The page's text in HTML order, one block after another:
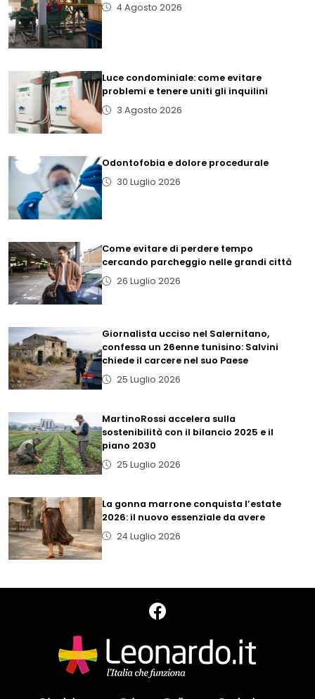
4 Agosto 2026
Luce condominiale: come evitare
problemi e tenere uniti gli inquilini
3 Agosto 2026
Odontofobia e dolore procedurale
30 Luglio 2026
Come evitare di perdere tempo
cercando parcheggio nelle grandi città
26 Luglio 2026
Giornalista ucciso nel Salernitano,
confessa un 26enne tunisino: Salvini
chiede il carcere nel suo Paese
25 Luglio 2026
MartinoRossi accelera sulla
sostenibilità con il bilancio 2025 e il
piano 2030
25 Luglio 2026
La gonna marrone conquista l’estate
2026: il nuovo essenziale da avere
24 Luglio 2026